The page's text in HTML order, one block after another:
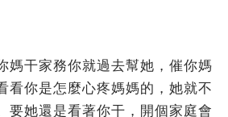
媽干家務你就過去幫她，催你媽
看你是怎麼心疼媽媽的，她就不
要她還是看著你干，開個家庭會